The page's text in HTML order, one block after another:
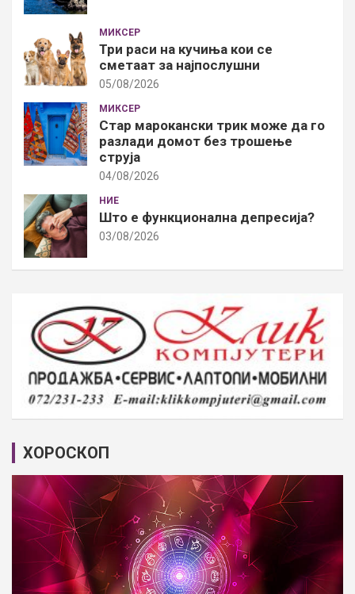
МИКСЕР
Три раси на кучиња кои се
сметаат за најпослушни
05/08/2026
МИКСЕР
Стар марокански трик може да го
разлади домот без трошење
струја
04/08/2026
НИЕ
Што е функционална депресија?
03/08/2026
ХОРОСКОП